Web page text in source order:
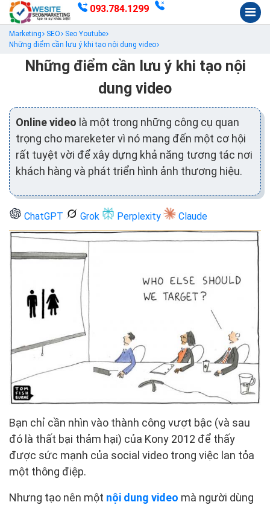
093.784.1299
Marketing SEO
Seo Youtube
Những điểm cần lưu ý khi tạo nội dung video
Những điểm cần lưu ý khi tạo nội
dung video
Online video là một trong những công cụ quan
trọng cho mareketer vì nó mang đến một cơ hội
rất tuyệt vời để xây dựng khả năng tương tác nơi
khách hàng và phát triển hình ảnh thương hiệu.
ChatGPT Grok Perplexity Claude
Bạn chỉ cần nhìn vào thành công vượt bậc (và sau
đó là thất bại thảm hại) của Kony 2012 để thấy
được sức mạnh của social video trong việc lan tỏa
một thông điệp.
Nhưng tạo nên một nội dung video mà người dùng